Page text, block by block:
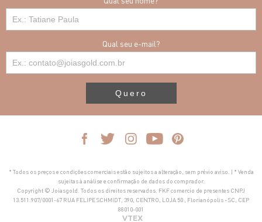
Qual seu e-mail?
Quero
* Todos os preços e condições comerciais estão sujeitos a alteração, sem prévio aviso. | * Venda
sujeitas à análise e confirmação de dados do comprador.
Copyright © Joiasgold. Todos os direitos reservados. FKF comercio de presentes CNPJ
13.511.907/0001-67 RUA FELIPE SCHMIDT, 390, CENTRO, LOJA 50 , Florianópolis - SC, CEP
88010-001
VTEX